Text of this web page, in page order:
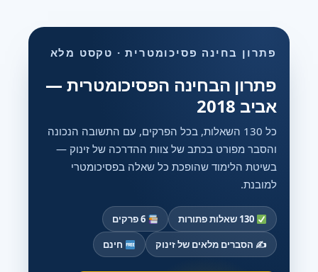
פתרון בחינה פסיכומטרית · טקסט מלא
פתרון הבחינה הפסיכומטרית —
אביב 2018
כל 130 השאלות, בכל הפרקים, עם התשובה הנכונה
והסבר מפורט בכתב של צוות ההדרכה של זינוק —
בשיטת הלימוד שהופכת כל שאלה בפסיכומטרי
למובנת.
✍️ הסברים מלאים של זינוק
חינם